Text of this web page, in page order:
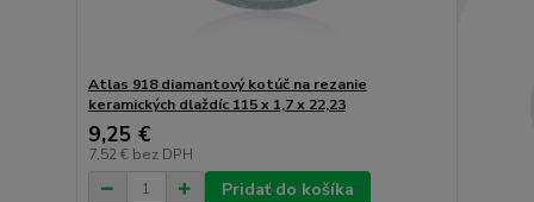
Atlas 918 diamantový kotúč na rezanie
keramických dlaždíc 115 x 1,7 x 22,23
9,25 €
7,52 € bez DPH
Pridať do košíka